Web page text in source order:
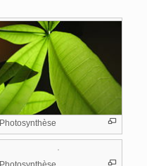
Photosynthèse